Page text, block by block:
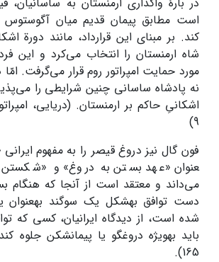
است مطابق پیمان قدیم میان آگوستوس
کند. بر مبنای این قرارداد، مانند دورة
شاه ارمنستان را انتخاب می‌کرد و این
مورد حمایت امپراتور روم قرار می‌گرفت.
نه پادشاه ساسانی چنین شرایطی را
اشکانیِ حاکم بر ارمنستان. (دریایی،
9)
عنوان «عهد بستن به دروغ» و
می‌داند و معتقد است از آنجا که هنگام
دست توافق به­شکل یک سوگند به­عنوان
شده است، از دیدگاه ایرانیان، کسی که
باید به­ویژه دروغ­گو یا پیمان­شکن جلوه
165).